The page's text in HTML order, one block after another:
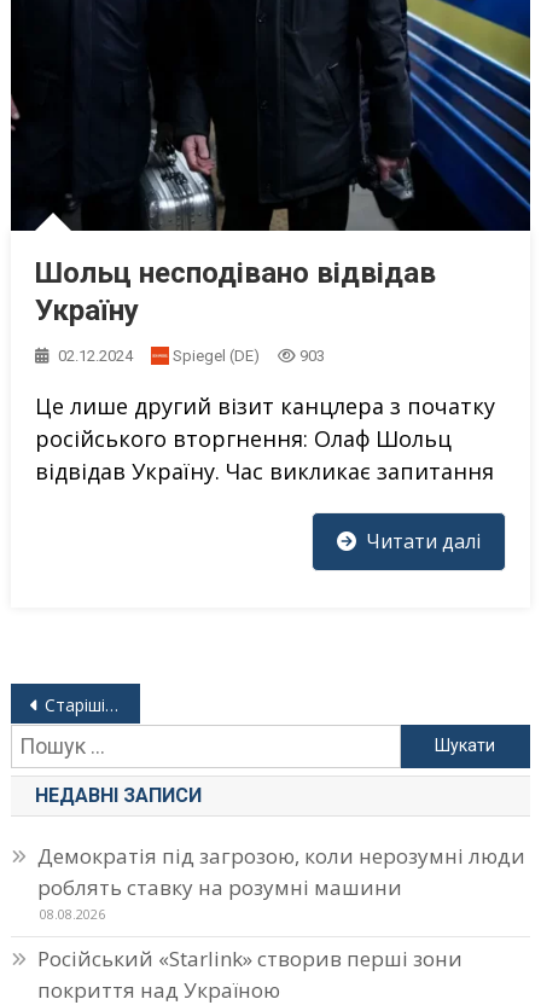
Шольц несподівано відвідав
Україну
02.12.2024 Spiegel (DE) 903
Це лише другий візит канцлера з початку
російського вторгнення: Олаф Шольц
відвідав Україну. Час викликає запитання
Читати далі
Навігація
за
записами
Старіші записи
Пошук:
НЕДАВНІ ЗАПИСИ
Демократія під загрозою, коли нерозумні люди
роблять ставку на розумні машини
08.08.2026
Російський «Starlink» створив перші зони
покриття над Україною